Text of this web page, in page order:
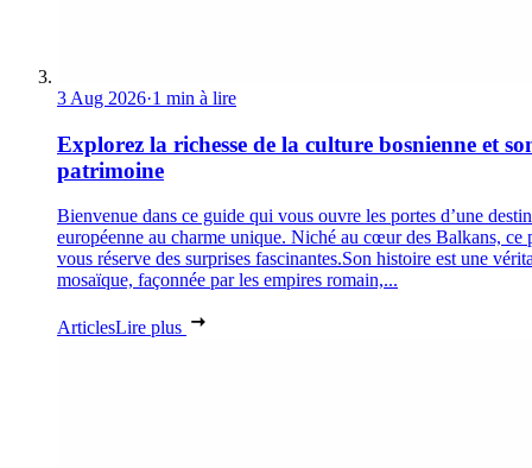
3 Aug 2026·1 min à lire
Explorez la richesse de la culture bosnienne et
patrimoine
Bienvenue dans ce guide qui vous ouvre les portes d’une
européenne au charme unique. Niché au cœur des Balkans, ce
vous réserve des surprises fascinantes.Son histoire est une
mosaïque, façonnée par les empires romain,...
ArticlesLire plus